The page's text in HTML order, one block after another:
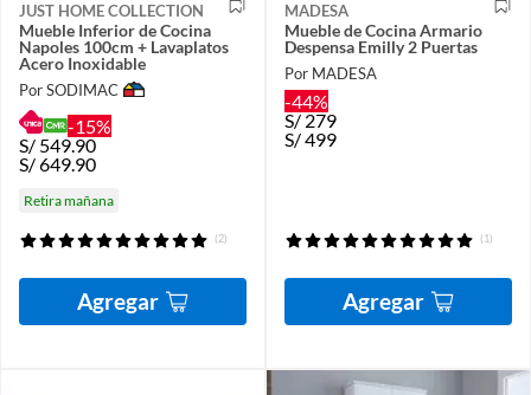
JUST HOME COLLECTION
Mueble Inferior de Cocina
Napoles 100cm + Lavaplatos
Acero Inoxidable
Por SODIMAC
-15%
S/ 549.90
S/649.90
Retira mañana
(2)
Agregar
MADESA
Mueble de Cocina Armario
Despensa Emilly 2 Puertas
Por MADESA
-44%
S/279
S/499
(1)
Agregar